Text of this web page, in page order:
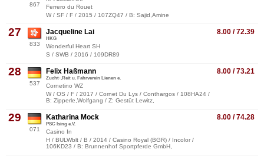
867
Ferrero du Rouet
W / SF / F / 2015 / 107ZQ47 / B: Sajid,Amine
27
833
8.00 / 72.39
Jacqueline Lai
HKG
Wonderful Heart SH
S / SWB / 2016 / 109DR89
28
537
8.00 / 73.21
Felix Haßmann
Zucht-,Reit u. Fahrverein Lienen e.
Cornetino WZ
W / OS / F / 2017 / Cornet Du Lys / Conthargos / 108HA24 /
B: Zipperle,Wolfgang / Z: Gestüt Lewitz,
29
071
8.00 / 74.28
Katharina Mock
PSC Ising e.V.
Casino In
H / BULWblt / B / 2014 / Casino Royal (BGR) / Incolor /
106KD23 / B: Brunnenhof Sportpferde GmbH,